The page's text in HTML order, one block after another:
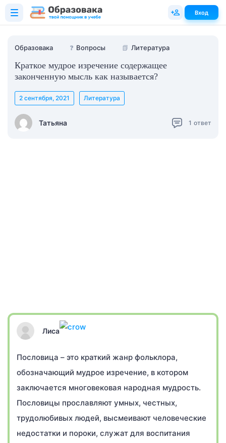
Образовака ❓ Вопросы 📗 Литература
Краткое мудрое изречение содержащее
законченную мысль как называется?
Татьяна
2 сентября, 2021 Литература
1 ответ
Лиса
Пословица – это краткий жанр фольклора,
обозначающий мудрое изречение, в котором
заключается многовековая народная мудрость.
Пословицы прославляют умных, честных,
трудолюбивых людей, высмеивают человеческие
недостатки и пороки, служат для воспитания
Вход